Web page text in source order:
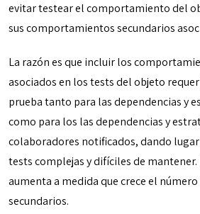
evitar testear el comportamiento del
sus comportamientos secundarios
La razón es que incluir los
asociados en los tests del objeto
prueba tanto para las dependencias y
como para los las dependencias y
colaboradores notificados, dando
tests complejas y difíciles de
aumenta a medida que crece el
secundarios.